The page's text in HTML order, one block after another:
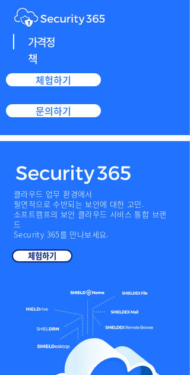
가격정
책
체험하기
문의하기
클라우드 업무 환경에서
필연적으로 수반되는 보안에 대한 고민.
소프트캠프의 보안 클라우드 서비스 통합 브랜
드
Security 365를 만나보세요.
체험하기